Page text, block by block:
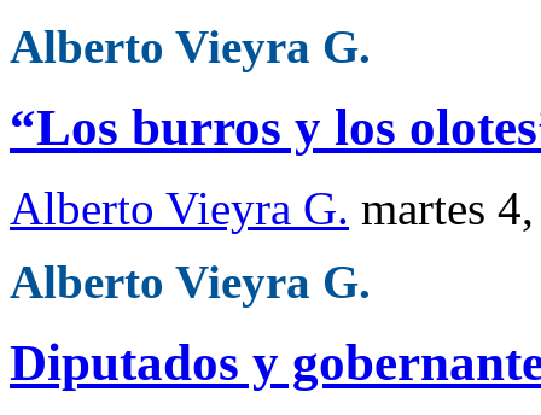
Alberto Vieyra G.
“Los burros y los
Alberto Vieyra G. martes
Alberto Vieyra G.
Diputados y